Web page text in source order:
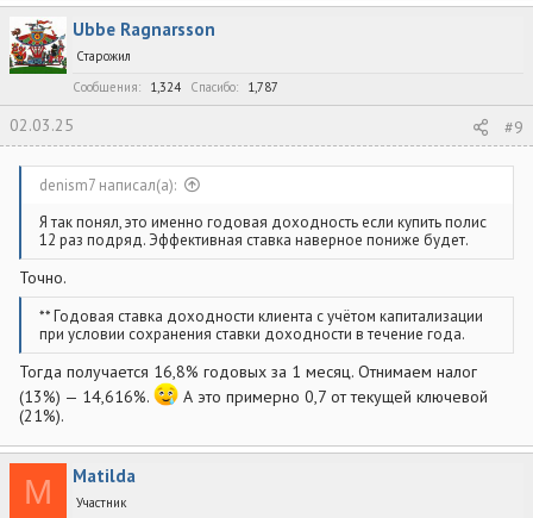
Ubbe Ragnarsson
Старожил
Сообщения
1,324 Спасибо 1,787
02.03.25 #9
denism7 написал(а):
Я так понял, это именно годовая доходность если купить полис
12 раз подряд. Эффективная ставка наверное пониже будет.
Точно.
** Годовая ставка доходности клиента с учётом капитализации
при условии сохранения ставки доходности в течение года.
Тогда получается 16,8% годовых за 1 месяц. Отнимаем налог
(13%) — 14,616%.
А это примерно 0,7 от текущей ключевой
(21%).
M Matilda
Участник